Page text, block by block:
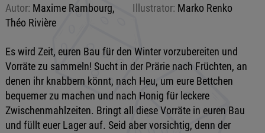
Autor: Maxime Rambourg,
Théo Rivière
Illustrator: Marko Renko
Es wird Zeit, euren Bau für den Winter vorzubereiten und
Vorräte zu sammeln! Sucht in der Prärie nach Früchten, an
denen ihr knabbern könnt, nach Heu, um eure Bettchen
bequemer zu machen und nach Honig für leckere
Zwischenmahlzeiten. Bringt all diese Vorräte in euren Bau
und füllt euer Lager auf. Seid aber vorsichtig, denn der